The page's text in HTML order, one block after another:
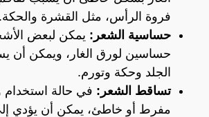
فروة الرأس، مثل القشرة والحكة.
حساسية الشعر: يمكن لبعض
حساسين لورق الغار، ويمكن أن
الجلد وحكة وتورم.
تساقط الشعر: في حالة
مفرط أو خاطئ، يمكن أن يؤدي